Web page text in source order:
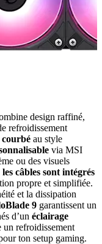
design raffiné,
refroidissement
courbé au style
via MSI
ou des visuels
les câbles sont intégrés
propre et simplifiée.
et la dissipation
9 garantissent un
d’un éclairage
refroidissement
ton setup gaming.